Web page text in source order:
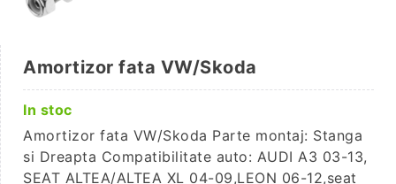
Amortizor fata VW/Skoda
In stoc
Amortizor fata VW/Skoda Parte montaj: Stanga
si Dreapta Compatibilitate auto: AUDI A3 03-13,
SEAT ALTEA/ALTEA XL 04-09,LEON 06-12,seat